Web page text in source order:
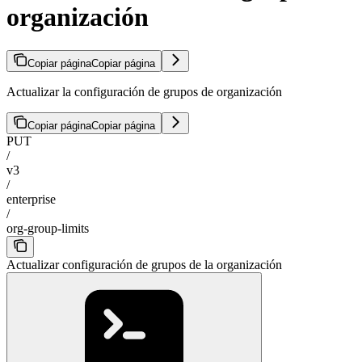
organización
Copiar páginaCopiar página
Actualizar la configuración de grupos de organización
Copiar páginaCopiar página
PUT
/
v3
/
enterprise
/
org-group-limits
Actualizar configuración de grupos de la organización